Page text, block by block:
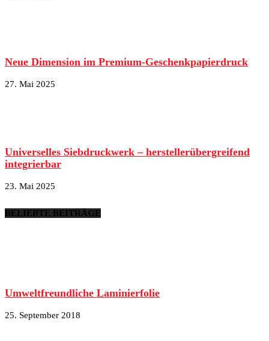
Neue Dimension im Premium-Geschenkpapierdruck
27. Mai 2025
Universelles Siebdruckwerk – herstellerübergreifend
integrierbar
23. Mai 2025
BELIEBTE BEITRÄGE
Umweltfreundliche Laminierfolie
25. September 2018